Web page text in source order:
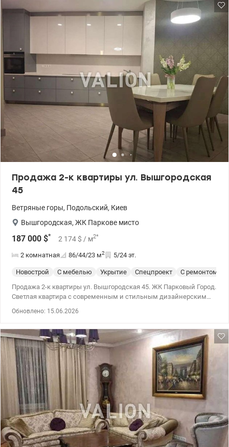
себя просторную гостиную, отдельные комнаты, кухню, санузел
и удобную входную зону с местами для хранения. В квартире
выполнен качественный ремонт в классическом стиле с
использованием натурального дерева и паркетного пола. Дом
хорошей шумо- и теплоизоляцией. Закрытая территория,
ухоженный двор, парковка. Рядом зеленая зона и парк создают
комфортную среду для жизни. Район с развитой
инфраструктурой: супермаркеты, школы, детские сады, удобная
транспортная развязка. т.044 200 10 80 Valion.ua/1148099
Продажа 2-к квартиры ул. Вышгородская
45
Ветряные горы, Подольский, Киев
Вышгородская, ЖК Паркове мисто
187 000 $* 2 174 $ / м2*
2 комнатная 86/44/23 м2 5/24 эт.
Новострой С мебелью Укрытие Спецпроект
С ремонтом
Продажа 2-к квартиры ул. Вышгородская 45. ЖК Парковый Город.
Светлая квартира с современным и стильным дизайнерским
с отличной 2х сторонней и функциональной планировкой. Над
интерьером работал дизайнер. Закрытая территория, отличное
тихое, зеленое место в парковой зоне. Круглосуточная охрана
комплекса с видеонаблюдением, консьерж, в парадном есть
колясочная. 044 200 10 80 valion.ua/1146991
Обновлено: 15.06.2026